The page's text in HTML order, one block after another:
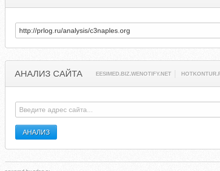
АНАЛИЗ САЙТА EESIMED.BIZ.WENOTIFY.NET